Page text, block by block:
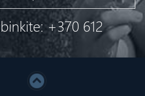
+370 612